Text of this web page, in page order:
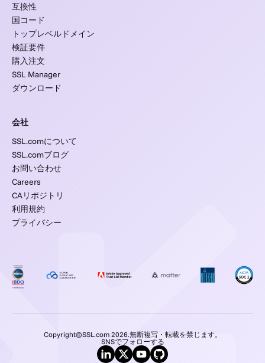
互換性
国コード
トップレベルドメイン
検証要件
購入注文
SSL Manager
ダウンロード
会社
SSL.comについて
SSL.comブログ
お問い合わせ
Careers
CAリポジトリ
利用規約
プライバシー
Copyright©SSL.com 2026.無断複写・転載を禁じます。
SNSでフォローする